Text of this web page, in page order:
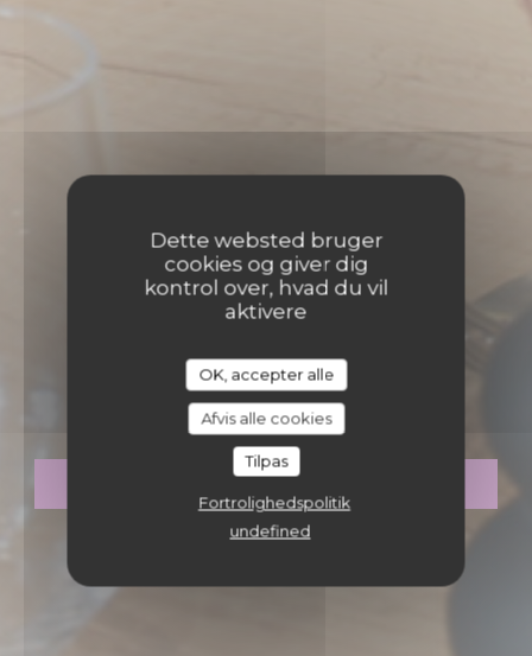
Dette websted bruger
cookies og giver dig
kontrol over, hvad du vil
aktivere
OK, accepter alle
Afvis alle cookies
Tilpas
Fortrolighedspolitik
undefined
Mademoiselle 10
MADEMOISELLE 10